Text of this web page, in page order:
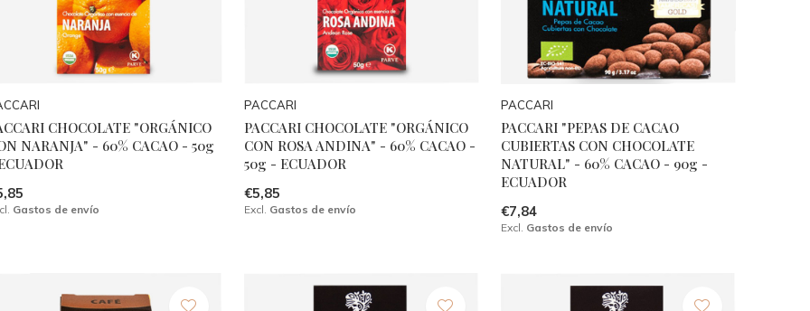
CHOCOLATE "ORGÁNICO
NARANJA" - 60% CACAO - 50g
Gastos de envío
PACCARI
PACCARI CHOCOLATE "ORGÁNICO
CON ROSA ANDINA" - 60% CACAO -
50g - ECUADOR
€5,85
Excl. Gastos de envío
PACCARI
PACCARI "PEPAS DE CACAO
CUBIERTAS CON CHOCOLATE
NATURAL" - 60% CACAO - 90g -
ECUADOR
€7,84
Excl. Gastos de envío